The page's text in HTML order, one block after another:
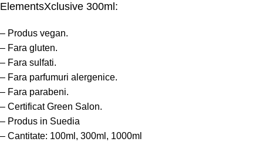
ElementsXclusive 300ml:
– Produs vegan.
– Fara gluten.
– Fara sulfati.
– Fara parfumuri alergenice.
– Fara parabeni.
– Certificat Green Salon.
– Produs in Suedia
– Cantitate: 100ml, 300ml, 1000ml